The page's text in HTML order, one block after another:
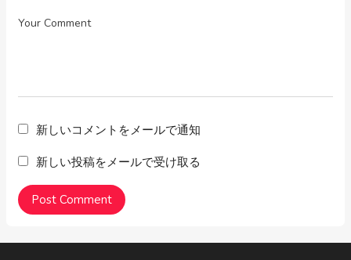
新しいコメントをメールで通知
新しい投稿をメールで受け取る